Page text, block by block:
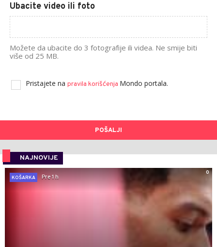
Ubacite video ili foto
Možete da ubacite do 3 fotografije ili videa. Ne smije biti
više od 25 MB.
Pristajete na pravila korišćenja Mondo portala.
POŠALJI
NAJNOVIJE
0
KOŠARKA
Pre 1 h